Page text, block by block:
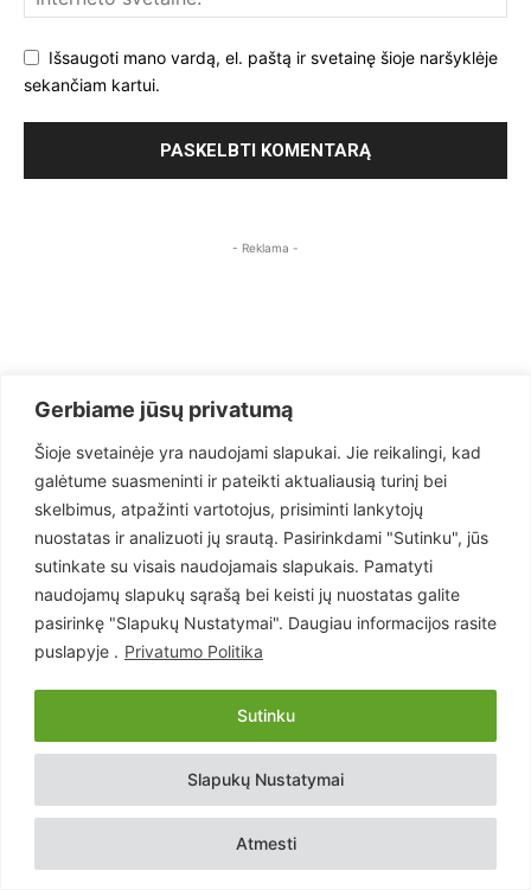
Gerbiame jūsų privatumą
Šioje svetainėje yra naudojami slapukai. Jie reikalingi, kad
galėtume suasmeninti ir pateikti aktualiausią turinį bei
skelbimus, atpažinti vartotojus, prisiminti lankytojų
nuostatas ir analizuoti jų srautą. Pasirinkdami "Sutinku", jūs
sutinkate su visais naudojamais slapukais. Pamatyti
naudojamų slapukų sąrašą bei keisti jų nuostatas galite
pasirinkę "Slapukų Nustatymai". Daugiau informacijos rasite
puslapyje . Privatumo Politika
Slapukų Nustatymai
Atmesti
Sutinku
Išsaugoti mano vardą, el. paštą ir svetainę šioje naršyklėje
sekančiam kartui.
- Reklama -
POPULIARIAUSI
Skandalas: elektros gamintojai nori
parduoti elektrą po 10 centų, valdžios
Jurbarkiečiui trūko kantrybė: „Pone